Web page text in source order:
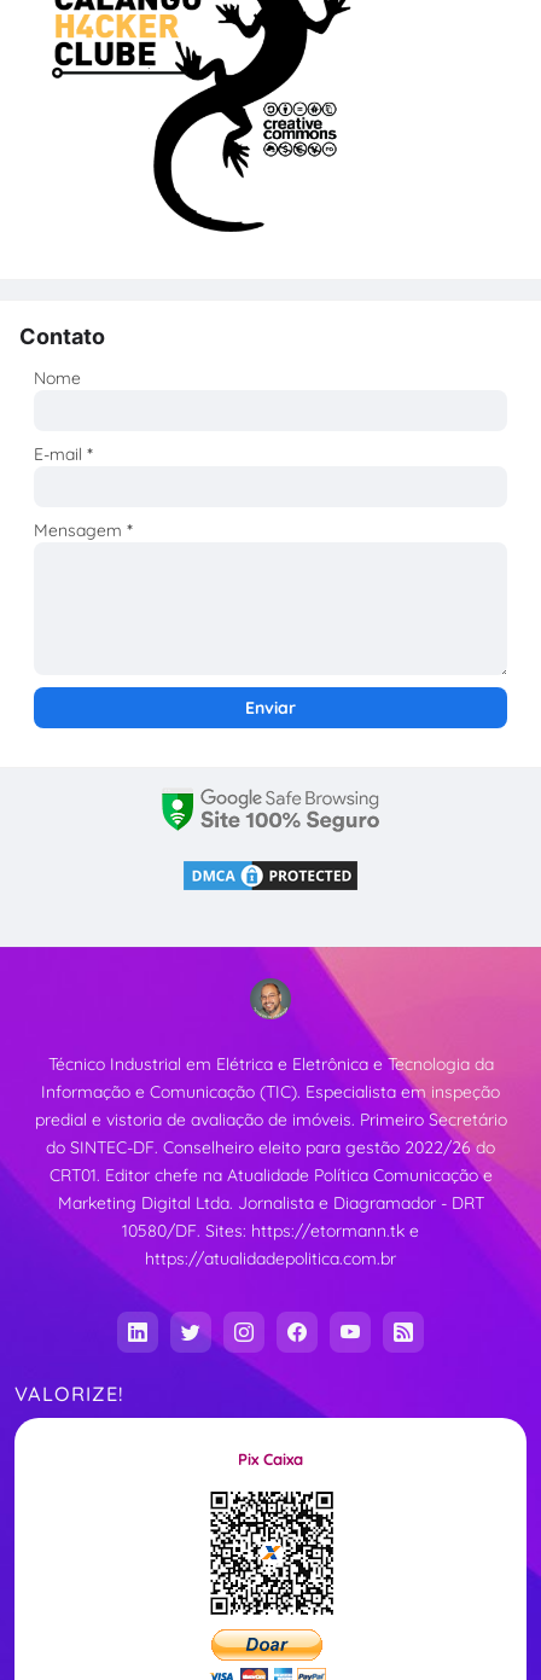
Contato
Nome
E-mail*
Mensagem*
Técnico Industrial em Elétrica e Eletrônica e Tecnologia da
Informação e Comunicação (TIC). Especialista em inspeção
predial e vistoria de avaliação de imóveis. Primeiro Secretário
do SINTEC-DF. Conselheiro eleito para gestão 2022/26 do
CRT01. Editor chefe na Atualidade Política Comunicação e
Marketing Digital Ltda. Jornalista e Diagramador - DRT
10580/DF. Sites: https://etormann.tk e
https://atualidadepolitica.com.br
VALORIZE!
Pix Caixa